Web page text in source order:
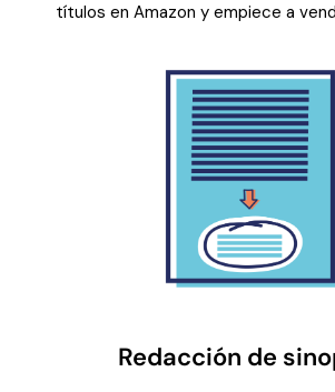
títulos en Amazon y empiece a
Redacción de